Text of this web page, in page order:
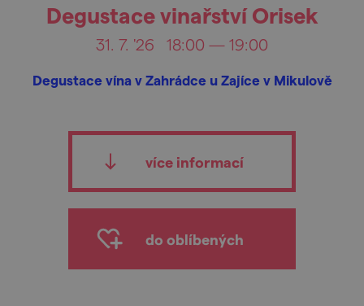
Degustace vinařství Orisek
31. 7. '26 18:00 — 19:00
Degustace vína v Zahrádce u Zajíce v Mikulově
více informací
do oblíbených